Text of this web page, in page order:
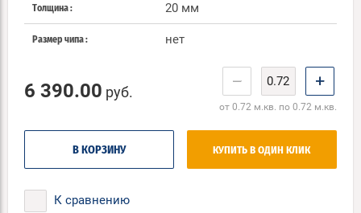
Толщина 20 мм
Размер чипа нет
6 390.00 руб.
− +
от 0.72 м.кв. по 0.72 м.кв.
В КОРЗИНУ КУПИТЬ В ОДИН КЛИК
К сравнению